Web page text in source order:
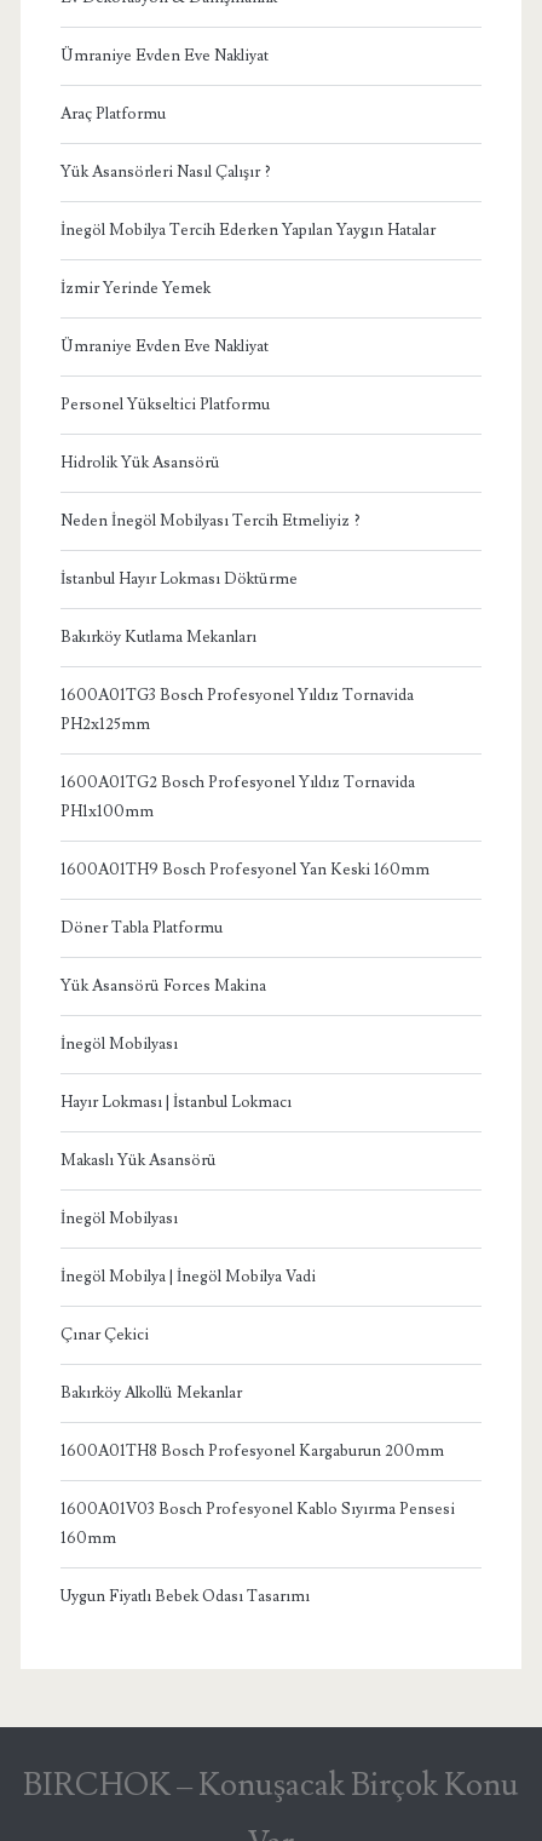
Ümraniye Evden Eve Nakliyat
Araç Platformu
Yük Asansörleri Nasıl Çalışır ?
İnegöl Mobilya Tercih Ederken Yapılan Yaygın Hatalar
İzmir Yerinde Yemek
Ümraniye Evden Eve Nakliyat
Personel Yükseltici Platformu
Hidrolik Yük Asansörü
Neden İnegöl Mobilyası Tercih Etmeliyiz ?
İstanbul Hayır Lokması Döktürme
Bakırköy Kutlama Mekanları
1600A01TG3 Bosch Profesyonel Yıldız Tornavida
PH2x125mm
1600A01TG2 Bosch Profesyonel Yıldız Tornavida
PH1x100mm
1600A01TH9 Bosch Profesyonel Yan Keski 160mm
Döner Tabla Platformu
Yük Asansörü Forces Makina
İnegöl Mobilyası
Hayır Lokması | İstanbul Lokmacı
Makaslı Yük Asansörü
İnegöl Mobilyası
İnegöl Mobilya | İnegöl Mobilya Vadi
Çınar Çekici
Bakırköy Alkollü Mekanlar
1600A01TH8 Bosch Profesyonel Kargaburun 200mm
1600A01V03 Bosch Profesyonel Kablo Sıyırma Pensesi
160mm
Uygun Fiyatlı Bebek Odası Tasarımı
BIRCHOK – Konuşacak Birçok Konu